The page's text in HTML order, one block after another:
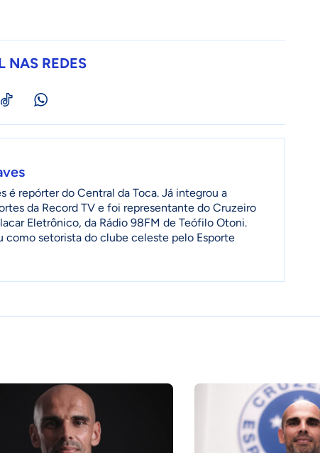
NAS REDES
é repórter do Central da Toca. Já integrou a
da Record TV e foi representante do Cruzeiro
Eletrônico, da Rádio 98FM de Teófilo Otoni.
como setorista do clube celeste pelo Esporte